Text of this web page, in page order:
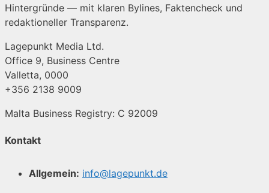
Hintergründe — mit klaren Bylines, Faktencheck und
redaktioneller Transparenz.
Lagepunkt Media Ltd.
Office 9, Business Centre
Valletta, 0000
+356 2138 9009
Malta Business Registry: C 92009
Kontakt
Allgemein: info@lagepunkt.de